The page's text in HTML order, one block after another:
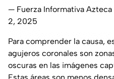
— Fuerza Informativa
2, 2025
Para comprender la causa,
agujeros coronales son
oscuras en las imágenes